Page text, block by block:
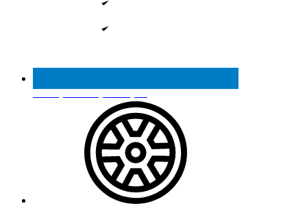
Реестр МинПромТорга